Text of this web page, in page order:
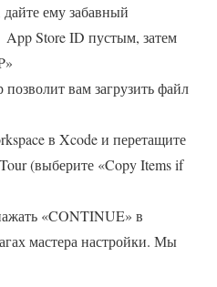
ему забавный
App Store ID пустым, затем
вам загрузить файл
в Xcode и перетащите
(выберите «Copy Items if
«CONTINUE» в
мастера настройки. Мы